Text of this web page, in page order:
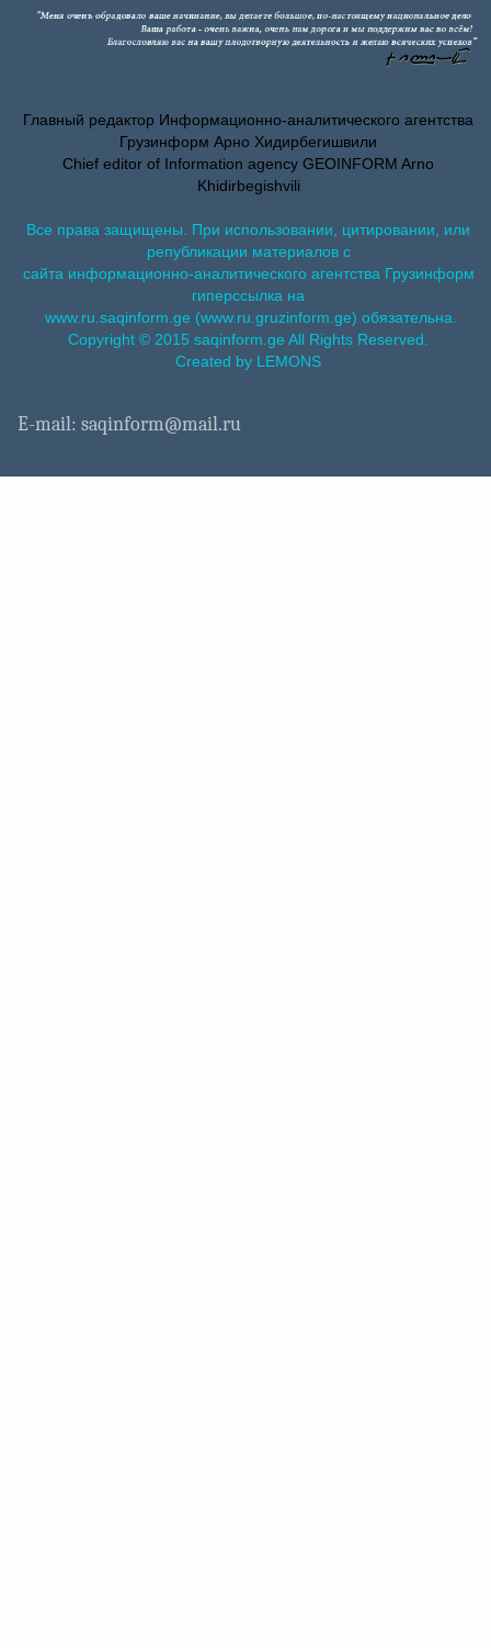
Главный редактор Информационно-аналитического агентства
Грузинформ Арно Хидирбегишвили
Chief editor of Information agency GEOINFORM Arno
Khidirbegishvili
Все права защищены. При использовании, цитировании, или
републикации материалов с
сайта информационно-аналитического агентства Грузинформ
гиперссылка на
www.ru.saqinform.ge (www.ru.gruzinform.ge) обязательна.
Copyright © 2015 saqinform.ge All Rights Reserved.
Created by LEMONS
E-mail: saqinform@mail.ru